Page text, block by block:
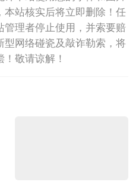
站核实后将立即删除！任
理者停止使用，并索要赔
网络碰瓷及敲诈勒索，将
敬请谅解！